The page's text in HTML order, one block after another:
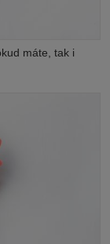
máte, tak i